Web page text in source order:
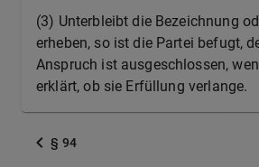
(3) Unterbleibt die Bezeichnung
erheben, so ist die Partei befugt,
Anspruch ist ausgeschlossen,
erklärt, ob sie Erfüllung verlange.
§ 94